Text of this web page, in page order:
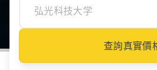
查詢真實價